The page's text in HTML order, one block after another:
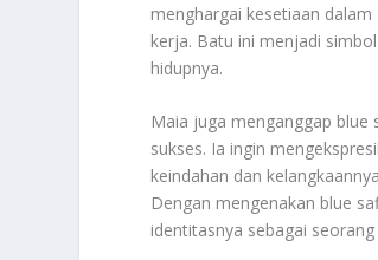
menghargai kesetiaan
kerja. Batu ini menjadi
hidupnya.
Maia juga menganggap blue
sukses. Ia ingin
keindahan dan
Dengan mengenakan blue
identitasnya sebagai